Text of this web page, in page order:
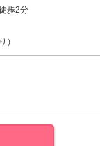
歩2分
）